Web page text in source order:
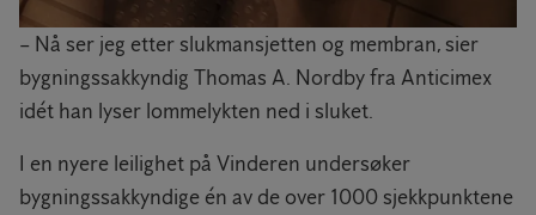
– Nå ser jeg etter slukmansjetten og membran, sier
bygningssakkyndig Thomas A. Nordby fra Anticimex
idét han lyser lommelykten ned i sluket.
I en nyere leilighet på Vinderen undersøker
bygningssakkyndige én av de over 1000 sjekkpunktene